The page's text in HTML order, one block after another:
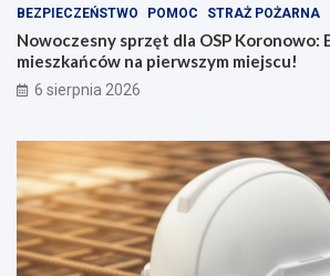
BEZPIECZEŃSTWO POMOC STRAŻ POŻARNA
Nowoczesny sprzęt dla OSP
mieszkańców na pierwszym miejscu!
6 sierpnia 2026